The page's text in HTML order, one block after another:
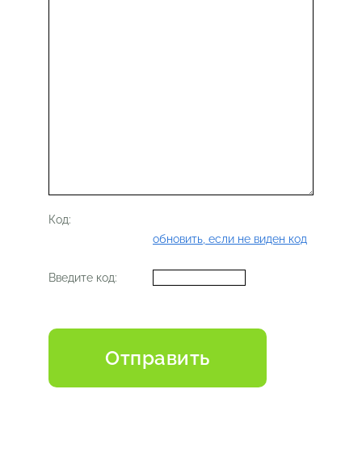
Код:
обновить, если не виден код
Введите код: